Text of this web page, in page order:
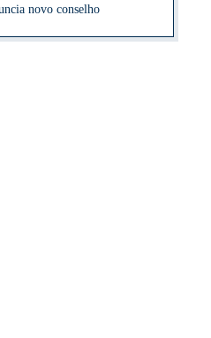
novo conselho